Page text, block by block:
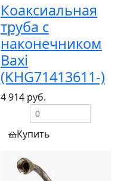
Коаксиальная
труба с
наконечником
Baxi
(KHG71413611-)
4 914 руб.
Купить